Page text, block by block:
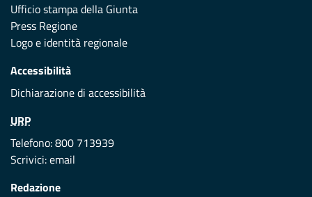
Ufficio stampa della Giunta
Press Regione
Logo e identità regionale
Accessibilità
Dichiarazione di accessibilità
URP
Telefono: 800 713939
Scrivici:email
Redazione